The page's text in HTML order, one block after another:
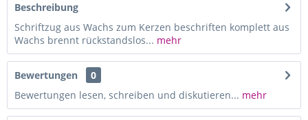
Beschreibung
Schriftzug aus Wachs zum Kerzen beschriften komplett aus
Wachs brennt rückstandslos... mehr
Bewertungen
0
Bewertungen lesen, schreiben und diskutieren... mehr